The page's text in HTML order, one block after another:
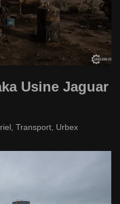
Usine Jaguar
Transport Urbex